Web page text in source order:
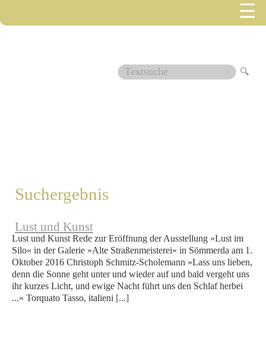
☰
Suchergebnis
Lust und Kunst
Lust und Kunst Rede zur Eröffnung der Ausstellung »Lust im
Silo« in der Galerie »Alte Straßenmeisterei« in Sömmerda am 1.
Oktober 2016 Christoph Schmitz-Scholemann »Lass uns lieben,
denn die Sonne geht unter und wieder auf und bald vergeht uns
ihr kurzes Licht, und ewige Nacht führt uns den Schlaf herbei
...« Torquato Tasso, italieni [...]